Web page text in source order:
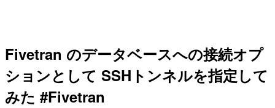
Fivetran のデータベースへの接続オプ
ションとして SSHトンネルを指定して
みた #Fivetran